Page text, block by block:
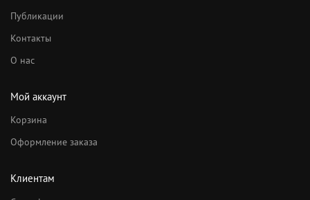
Публикации
Контакты
О нас
Мой аккаунт
Корзина
Оформление заказа
Клиентам